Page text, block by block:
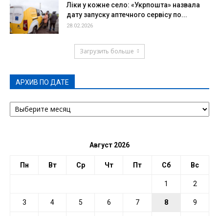
Ліки у кожне село: «Укрпошта» назвала
дату запуску аптечного сервісу по...
28.02.2026
Загрузить больше
АРХИВ ПО ДАТЕ
АРХИВ
ПО
Август 2026
Пн Вт Ср Чт Пт Сб Вс
1 2
3 4 5 6 7 8 9